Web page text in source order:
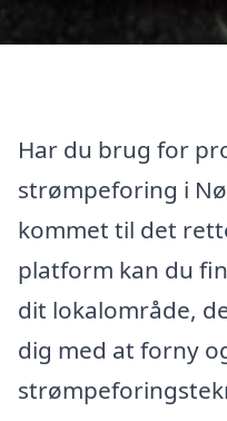
Har du brug for
strømpeforing i
kommet til det
platform kan du
dit lokalområde,
dig med at forny